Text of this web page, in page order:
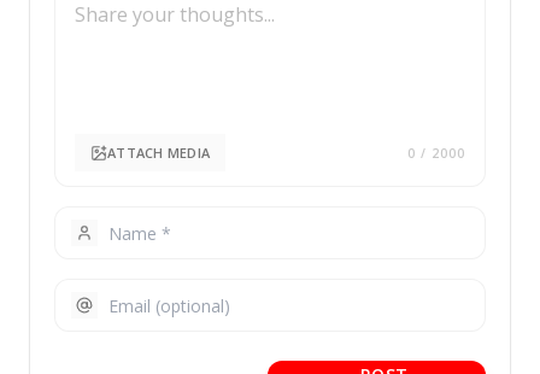
ATTACH MEDIA 0 / 2000